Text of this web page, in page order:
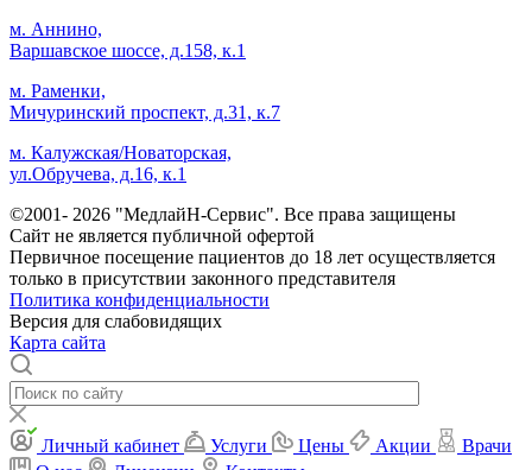
м. Аннино,
Варшавское шоссе, д.158, к.1
м. Раменки,
Мичуринский проспект, д.31, к.7
м. Калужская/Новаторская,
ул.Обручева, д.16, к.1
©2001- 2026 "МедлайН-Сервис". Все права защищены
Сайт не является публичной офертой
Первичное посещение пациентов до 18 лет осуществляется
только в присутствии законного представителя
Политика конфиденциальности
Версия для слабовидящих
Карта сайта
Личный кабинет Услуги Цены Акции
Врачи